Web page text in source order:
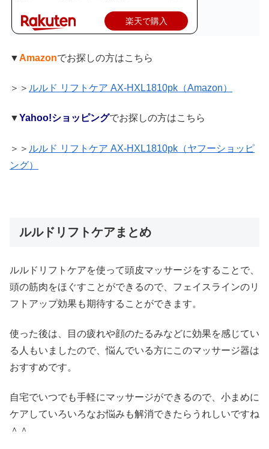
楽天で購入
▼Amazonでお探しの方はこちら
＞＞ ルルド リフトケア AX-HXL1810pk（Amazon）
▼Yahoo!ショッピングでお探しの方はこちら
＞＞ ルルド リフトケア AX-HXL1810pk（ヤフーショッピ
ング）
ルルドリフトケアまとめ
ルルドリフトケアを使って頭皮マッサージをすることで、
頭の筋肉をほぐすことができるので、フェイスラインのリ
フトアップ効果も期待することができます。
使った後は、目の疲れや顔のたるみなどに効果を感じてい
る人もいましたので、悩んでいる方にこのマッサージ器は
おすすめです。
自宅でいつでも手軽にマッサージができるので、小まめに
ケアしていろいろなお悩みも解消できたらうれしいですね
＾＾